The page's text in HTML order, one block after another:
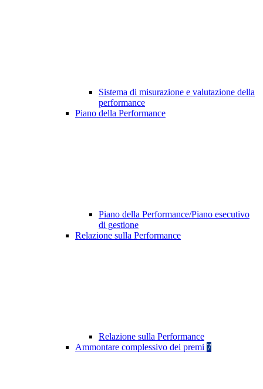
Sistema di misurazione e valutazione della
performance
Piano della Performance
Piano della Performance/Piano esecutivo
di gestione
Relazione sulla Performance
Relazione sulla Performance
Ammontare complessivo dei premi 7